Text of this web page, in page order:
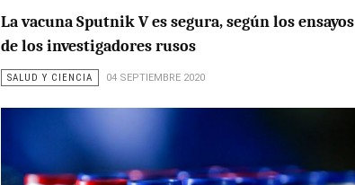
La vacuna Sputnik V es segura, según los ensayos
de los investigadores rusos
SALUD Y CIENCIA 04 SEPTIEMBRE 2020